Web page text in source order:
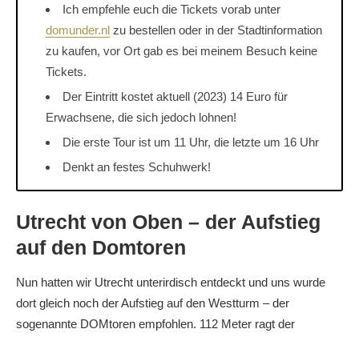
Ich empfehle euch die Tickets vorab unter
domunder.nl zu bestellen oder in der Stadtinformation
zu kaufen, vor Ort gab es bei meinem Besuch keine
Tickets.
Der Eintritt kostet aktuell (2023) 14 Euro für
Erwachsene, die sich jedoch lohnen!
Die erste Tour ist um 11 Uhr, die letzte um 16 Uhr
Denkt an festes Schuhwerk!
Utrecht von Oben – der Aufstieg
auf den Domtoren
Nun hatten wir Utrecht unterirdisch entdeckt und uns wurde
dort gleich noch der Aufstieg auf den Westturm – der
sogenannte DOMtoren empfohlen. 112 Meter ragt der